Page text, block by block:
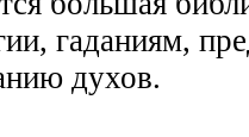
гаданиям,
духов.